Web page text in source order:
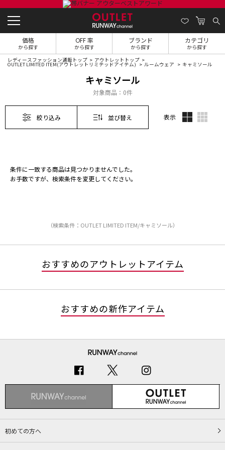
価格
から探す
OFF 率
から探す
ブランド
から探す
カテゴリ
から探す
レディースファッション通販トップ アウトレットトップ
OUTLET LIMITED ITEM(アウトレットリミテッドアイテム) ルームウェア キャミソール
キャミソール
対象商品： 0件
絞り込み 並び替え 表示
条件に一致する商品は見つかりませんでした。
お手数ですが、検索条件を変更してください。
（検索条件：OUTLET LIMITED ITEM/キャミソール）
おすすめのアウトレットアイテム
おすすめの新作アイテム
初めての方へ